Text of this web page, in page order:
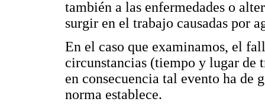
también a las enfermedades o
surgir en el trabajo causadas por
En el caso que examinamos, el
circunstancias (tiempo y lugar de
en consecuencia tal evento ha de
norma establece.